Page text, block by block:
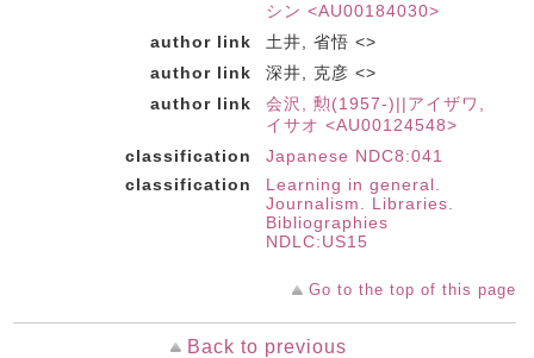
シン <AU00184030>
author link
土井, 省悟 <>
author link
深井, 克彦 <>
author link
会沢, 勲(1957-)||アイザワ,
イサオ <AU00124548>
classification
Japanese NDC8:041
classification
Learning in general.
Journalism. Libraries.
Bibliographies
NDLC:US15
Go to the top of this page
Back to previous